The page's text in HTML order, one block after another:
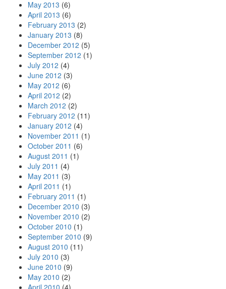
May 2013 (6)
April 2013 (6)
February 2013 (2)
January 2013 (8)
December 2012 (5)
September 2012 (1)
July 2012 (4)
June 2012 (3)
May 2012 (6)
April 2012 (2)
March 2012 (2)
February 2012 (11)
January 2012 (4)
November 2011 (1)
October 2011 (6)
August 2011 (1)
July 2011 (4)
May 2011 (3)
April 2011 (1)
February 2011 (1)
December 2010 (3)
November 2010 (2)
October 2010 (1)
September 2010 (9)
August 2010 (11)
July 2010 (3)
June 2010 (9)
May 2010 (2)
April 2010 (4)